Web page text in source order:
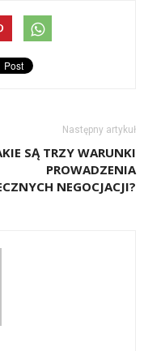
Następny artykuł
SĄ TRZY WARUNKI
PROWADZENIA
NEGOCJACJI?